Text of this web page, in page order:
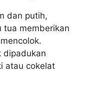
dan putih,
memberikan
dipadukan
atau cokelat